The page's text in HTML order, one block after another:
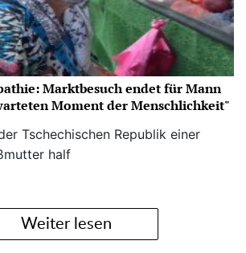
Marktbesuch endet für Mann
Moment der Menschlichkeit"
Tschechischen Republik einer
half
Weiter lesen